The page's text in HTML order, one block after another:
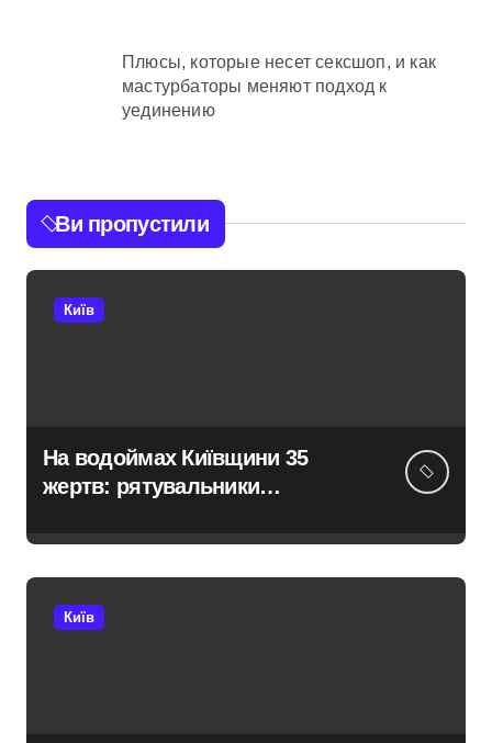
Плюсы, которые несет сексшоп, и как
мастурбаторы меняют подход к
уединению
Ви пропустили
Київ
На водоймах Київщини 35
жертв: рятувальники
трагедій
Київ